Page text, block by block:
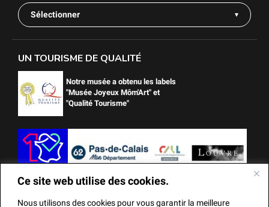
Ce site web utilise des cookies.
Nous utilisons des cookies pour vous garantir la meilleure
Sélectionner
UN TOURISME DE QUALITÉ
Notre musée a obtenu les labels
"Musée Joyeux Môm'Art" et
"Qualité Tourisme"